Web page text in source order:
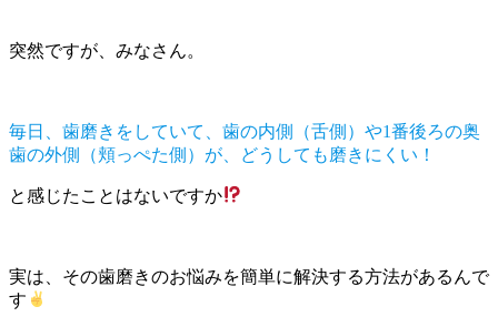
突然ですが、みなさん。
毎日、歯磨きをしていて、歯の内側（舌側）や1番後ろの奥
歯の外側（頬っぺた側）が、どうしても磨きにくい！
と感じたことはないですか
実は、その歯磨きのお悩みを簡単に解決する方法があるんで
す